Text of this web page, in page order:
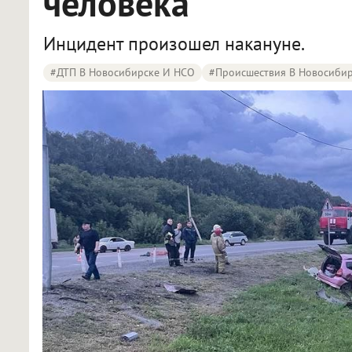
Инцидент произошел накануне.
#ДТП В Новосибирске И НСО #Происшествия В